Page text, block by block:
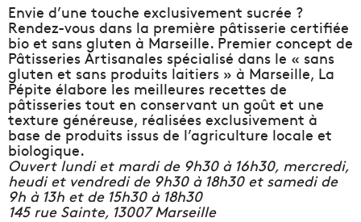
Envie d’une touche exclusivement sucrée ?
Rendez-vous dans la première pâtisserie certifiée
bio et sans​ gluten à Marseille. Premier concept de
Pâtisseries Artisanales spécialisé dans le « sans
gluten et sans produits laitiers » à Marseille, La
Pépite élabore les meilleures recettes de
pâtisseries tout en conservant un goût et une
texture généreuse, réalisées exclusivement à
base de produits issus de l’agriculture locale et
biologique.
Ouvert lundi et mardi de 9h30 à 16h30, mercredi,
heudi et vendredi de 9h30 à 18h30 et samedi de
9h à 13h et de 15h30 à 18h30
145 rue Sainte, 13007 Marseille